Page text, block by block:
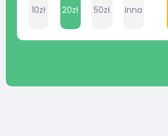
10zł 20zł 50zł Inna